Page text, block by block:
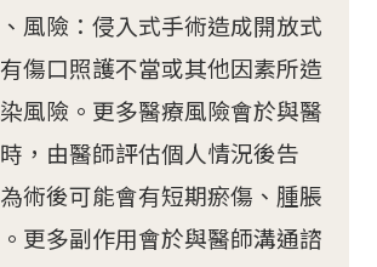
風險：侵入式手術造成開放式
傷口照護不當或其他因素所造
風險。更多醫療風險會於與醫
，由醫師評估個人情況後告
術後可能會有短期瘀傷、腫脹
更多副作用會於與醫師溝通諮